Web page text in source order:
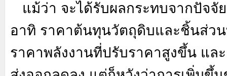
แม้ว่า จะได้รับผลกระทบจากปัจจั
อาทิ ราคาต้นทุนวัตถุดิบและชิ้นส่ว
ราคาพลังงานที่ปรับราคาสูงขึ้น แล